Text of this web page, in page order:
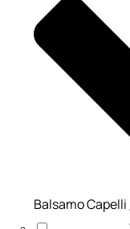
Balsamo Capelli